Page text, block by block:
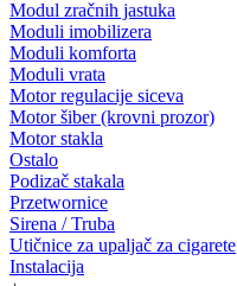
Modul zračnih jastuka
Moduli imobilizera
Moduli komforta
Moduli vrata
Motor regulacije siceva
Motor šiber (krovni prozor)
Motor stakla
Ostalo
Podizač stakala
Przetwornice
Sirena / Truba
Utičnice za upaljač za cigarete
Instalacija